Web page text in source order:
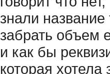
знали название
забрать объем
и как бы
которая